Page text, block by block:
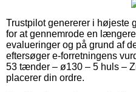
Trustpilot genererer i højeste
for at gennemrode en
evalueringer og på grund af
eftersøger e-forretningens
53 tænder – ø130 – 5 huls –
placerer din ordre.